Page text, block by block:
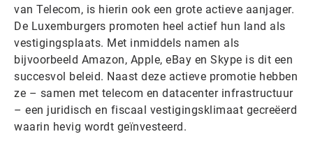
van Telecom, is hierin ook een grote actieve aanjager.
De Luxemburgers promoten heel actief hun land als
vestigingsplaats. Met inmiddels namen als
bijvoorbeeld Amazon, Apple, eBay en Skype is dit een
succesvol beleid. Naast deze actieve promotie hebben
ze – samen met telecom en datacenter infrastructuur
– een juridisch en fiscaal vestigingsklimaat gecreëerd
waarin hevig wordt geïnvesteerd.